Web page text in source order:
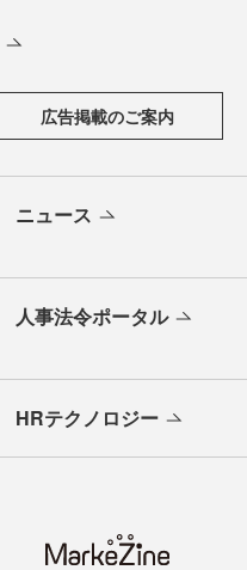
広告掲載のご案内
ニュース
人事法令ポータル
HRテクノロジー